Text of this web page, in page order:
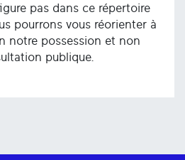
pas dans ce répertoire
pourrons vous réorienter à
notre possession et non
publique.